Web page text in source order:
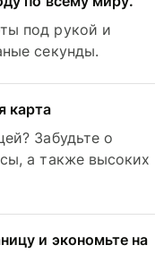
под рукой и
секунды.
карта
Забудьте о
а также высоких
и экономьте на